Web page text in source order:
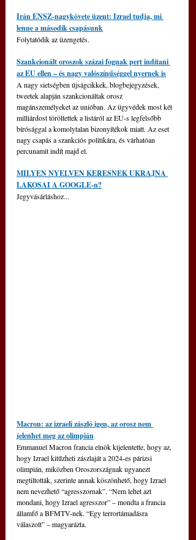
Irán ENSZ-nagykövete üzent: Izrael tudja, mi
lenne a második csapásunk
Folytatódik az üzengetés.
Szankcionált oroszok százai fognak pert indítani
az EU ellen – és nagy valószínűséggel nyernek is
A nagy sietségben újságcikkek, blogbejegyzések,
tweetek alapján szankcionáltak orosz
magánszemélyeket az unióban. Az ügyvédek most két
milliárdost töröltettek a listáról az EU-s legfelsőbb
bírósággal a komolytalan bizonyítékok miatt. Az eset
nagy csapás a szankciós politikára, és várhatóan
percunamit indít majd el.
MILYEN NYELVEN KERESNEK UKRAJNA
LAKOSAI A GOOGLE-n?
Jegyvásárláshoz...
Macron: az izraeli zászló igen, az orosz nem
jelenhet meg az olimpián
Emmanuel Macron francia elnök kijelentette, hogy az,
hogy Izrael kitűzheti zászlaját a 2024-es párizsi
olimpián, miközben Oroszországnak ugyanezt
megtiltották, szerinte annak köszönhető, hogy Izrael
nem nevezhető “agresszornak”. “Nem lehet azt
mondani, hogy Izrael agresszor” – mondta a francia
államfő a BFMTV-nek. “Egy terrortámadásra
válaszolt” – magyarázta.